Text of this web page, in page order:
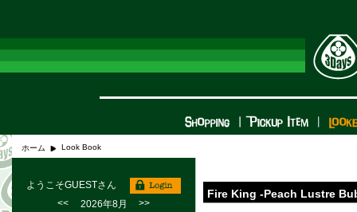
ホーム Look Book
Fire King -Peach Lustre
ようこそGUESTさん
<<
2026年8月 >>